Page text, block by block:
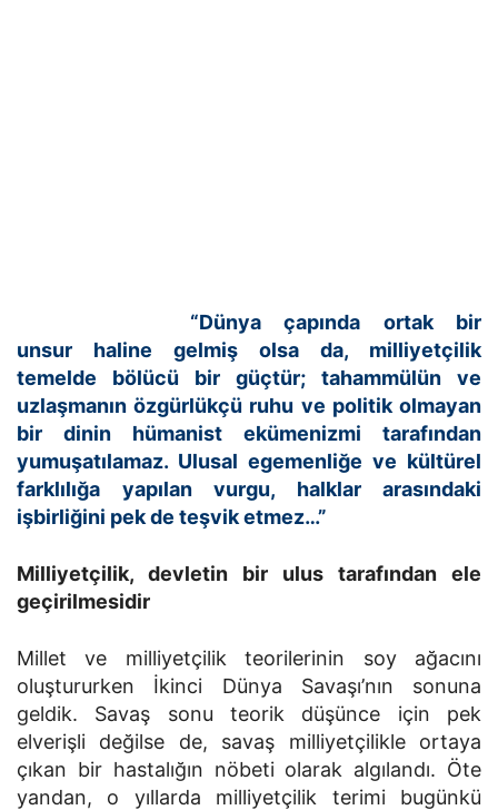
“Dünya çapında ortak bir
unsur haline gelmiş olsa da, milliyetçilik
temelde bölücü bir güçtür; tahammülün ve
uzlaşmanın özgürlükçü ruhu ve politik olmayan
bir dinin hümanist ekümenizmi tarafından
yumuşatılamaz. Ulusal egemenliğe ve kültürel
farklılığa yapılan vurgu, halklar arasındaki
işbirliğini pek de teşvik etmez…”
Milliyetçilik, devletin bir ulus tarafından ele
geçirilmesidir
Millet ve milliyetçilik teorilerinin soy ağacını
oluştururken İkinci Dünya Savaşı’nın sonuna
geldik. Savaş sonu teorik düşünce için pek
elverişli değilse de, savaş milliyetçilikle ortaya
çıkan bir hastalığın nöbeti olarak algılandı. Öte
yandan, o yıllarda milliyetçilik terimi bugünkü